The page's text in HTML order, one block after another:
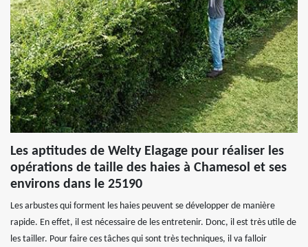
Les aptitudes de Welty Elagage pour réaliser les
opérations de taille des haies à Chamesol et ses
environs dans le 25190
Les arbustes qui forment les haies peuvent se développer de manière
rapide. En effet, il est nécessaire de les entretenir. Donc, il est très utile de
les tailler. Pour faire ces tâches qui sont très techniques, il va falloir